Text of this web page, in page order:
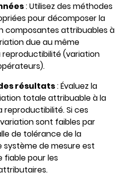
: Utilisez des méthodes
pour décomposer la
composantes attribuables à
due au même
(variation
résultats: Évaluez la
totale attribuable à la
Si ces
sont faibles par
de tolérance de la
système de mesure est
fiable pour les